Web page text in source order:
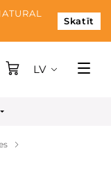
Skatīt
LV